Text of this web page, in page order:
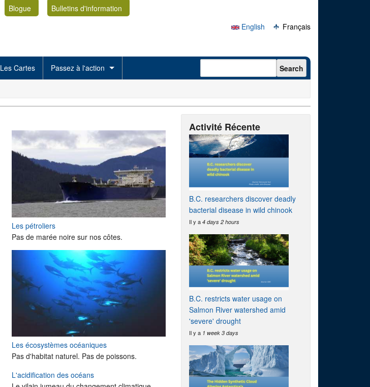
Blogue
Bulletins d'information
English
Français
Les Cartes Passez à l'action Search form Search
Les pétroliers
Pas de marée noire sur nos côtes.
Les écosystèmes océaniques
Pas d'habitat naturel. Pas de poissons.
L'acidification des océans
Activité Récente
B.C. researchers discover deadly
bacterial disease in wild chinook
Il y a 4 days 2 hours
B.C. restricts water usage on
Salmon River watershed amid
'severe' drought
Il y a 1 week 3 days